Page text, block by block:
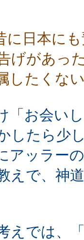
に日本に
げがあっ
したくな
「お会い
したら少
アッラー
えで、神
えでは、